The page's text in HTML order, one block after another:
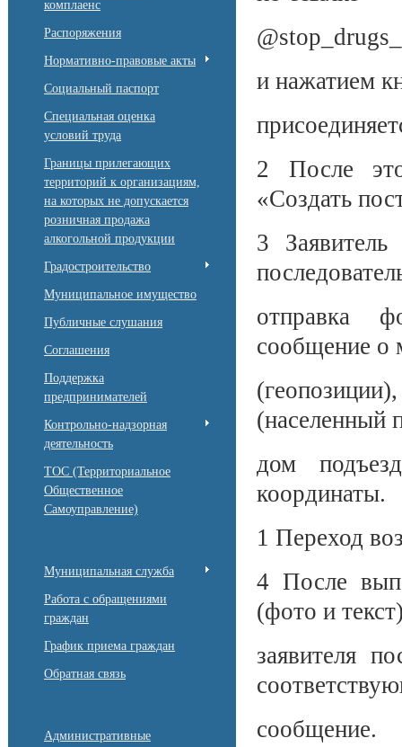
комплаенс
Распоряжения
Нормативно-правовые акты
Социальный паспорт
Специальная оценка
условий труда
Границы прилегающих
территорий к организациям,
на которых не допускается
розничная продажа
алкогольной продукции
Градостроительство
Муниципальное имущество
Публичные слушания
Соглашения
Поддержка
предпринимателей
Контрольно-надзорная
деятельность
ТОС (Территориальное
Общественное
Самоуправление)
Муниципальная служба
Работа с обращениями
граждан
График приема граждан
Обратная связь
Административные
и нажатием
2 После
«Создать
3 Заявитель
отправка
сообщение о
(населенный
дом
координаты.
1 Переход
4 После
(фото и
заявителя
сообщение.